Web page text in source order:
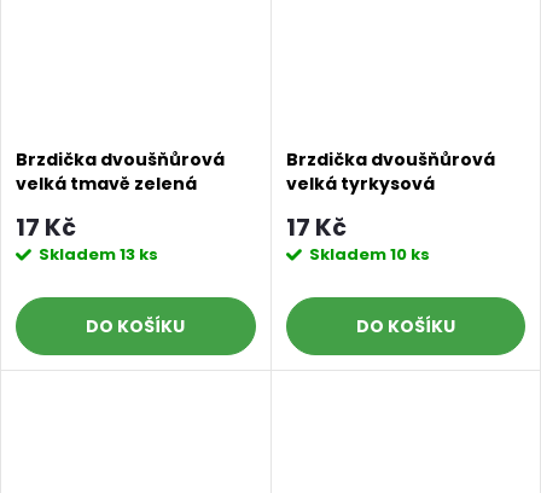
Brzdička dvoušňůrová
velká tmavě zelená
17 Kč
Skladem13 ks
DO KOŠÍKU
Brzdička dvoušňůrová
velká tyrkysová
17 Kč
Skladem10 ks
DO KOŠÍKU